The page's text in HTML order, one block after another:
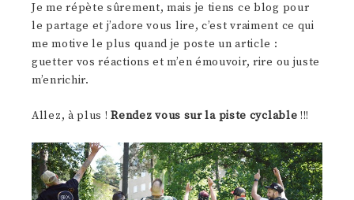
Je me répète sûrement, mais je tiens ce blog pour
le partage et j’adore vous lire, c’est vraiment ce qui
me motive le plus quand je poste un article :
guetter vos réactions et m’en émouvoir, rire ou juste
m’enrichir.
Allez, à plus ! Rendez vous sur la piste cyclable !!!